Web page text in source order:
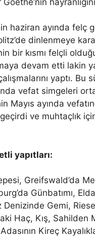
haziran ayında felç
dinlenmeye
bir kısmı felçli
devam etti lakin
yaptı. Bu
vefat simgeleri
Mayıs ayında
ve muhtaçlık
yapıtları:
Greifswald’da
Günbatımı,
Denizinde Gemi,
Haç, Kış, Sahilden
Kireç